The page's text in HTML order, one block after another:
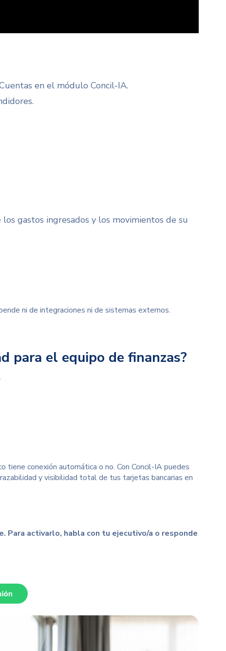
en el módulo Concil-IA.
gastos ingresados y los movimientos de su
ni de integraciones ni de sistemas externos.
para el equipo de finanzas?
tiene conexión automática o no. Con Concil-IA puedes
y visibilidad total de tus tarjetas bancarias en
Para activarlo, habla con tu ejecutivo/a o responde